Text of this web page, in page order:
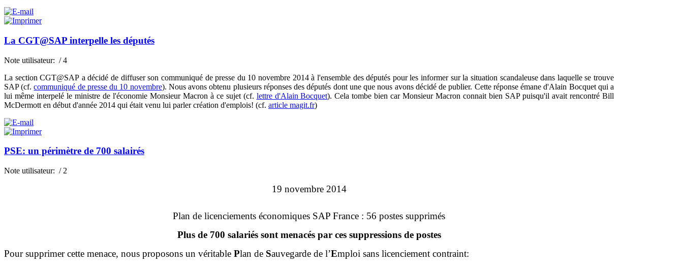
La CGT@SAP interpelle les députés
Note utilisateur: / 4
La section CGT@SAP a décidé de diffuser son communiqué de presse du 10 novembre 2014 à l'ensemble des députés pour les informer sur la situation scandaleuse dans laquelle se trouve
SAP (cf.communiqué de presse du 10 novembre). Nous avons obtenu plusieurs réponses des députés dont une que nous avons décidé de publier. Cette réponse émane d'Alain Bocquet qui a
lui même interpelé le ministre de l'économie Monsieur Macron à ce sujet (cf. lettre d'Alain Bocquet). Cela tombe bien car Monsieur Macron connait bien SAP puisqu'il avait rencontré Bill
McDermott en début d'année 2014 qui était venu lui parler création d'emplois! (cf. article magit.fr)
PSE: un périmètre de 700 salairés
Note utilisateur: / 2
19 novembre 2014
Plan de licenciements économiques SAP France : 56 postes supprimés
Plus de 700 salariés sont menacés par ces suppressions de postes
Pour supprimer cette menace, nous proposons un véritable Plan de Sauvegarde de l’Emploi sans licenciement contraint: